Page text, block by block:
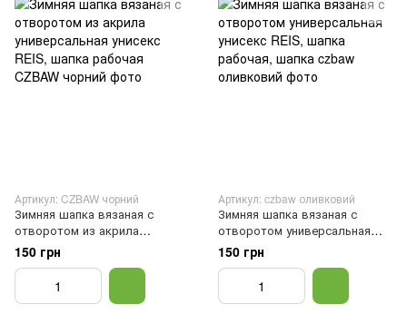
Артикул: CZBAW чорний
Зимняя шапка вязаная с
отворотом из акрила
универсальная унисекс REIS,
шапка рабочая, Черный
150 грн
Артикул: czbaw оливковий
Зимняя шапка вязаная с
отворотом универсальная
унисекс REIS, шапка рабочая,
шапка, Оливковый
150 грн